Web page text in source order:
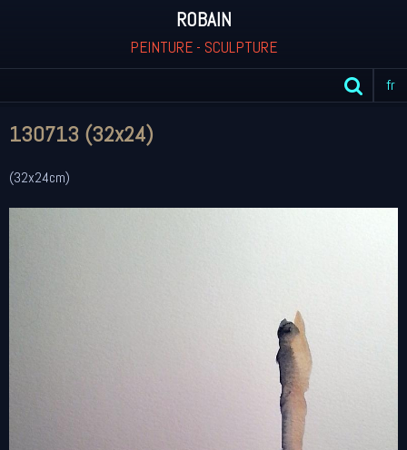
ROBAIN
PEINTURE - SCULPTURE
fr
130713 (32x24)
(32x24cm)